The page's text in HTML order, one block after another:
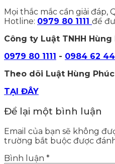
Mọi thắc mắc cần giải đáp,
Hotline: 0979 80 1111 để
Công ty Luật TNHH Hùng
0979 80 1111 - 0984 62
Theo dõi Luật Hùng
TẠI ĐÂY
Để lại một bình luận
Email của bạn sẽ không
trường bắt buộc được
Bình luận *